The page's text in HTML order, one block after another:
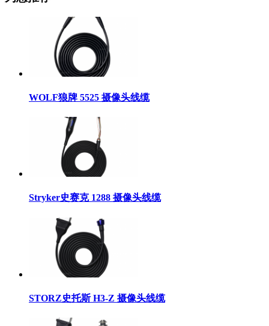
WOLF狼牌 5525 摄像头线缆
Stryker史赛克 1288 摄像头线缆
STORZ史托斯 H3-Z 摄像头线缆